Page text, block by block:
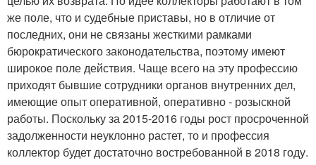
же поле, что и судебные приставы, но в отличие от
последних, они не связаны жесткими рамками
бюрократического законодательства, поэтому имеют
широкое поле действия. Чаще всего на эту профессию
приходят бывшие сотрудники органов внутренних дел,
имеющие опыт оперативной, оперативно - розыскной
работы. Поскольку за 2015-2016 годы рост просроченной
задолженности неуклонно растет, то и профессия
коллектор будет достаточно востребованной в 2018 году.